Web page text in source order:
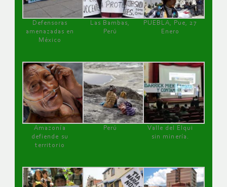
Defensoras
amenazadas en
México
Las Bambas,
Perú
PUEBLA, Pue, 27
Enero
Amazonía
defiende su
territorio
Perú
Valle del Elqui
sin minería.